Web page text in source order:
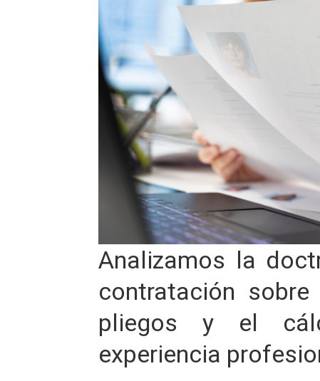
Analizamos la
contratación
pliegos y el
experiencia